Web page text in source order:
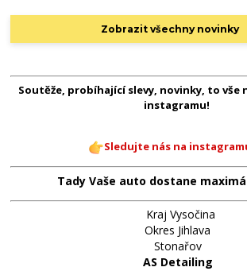
Zobrazit všechny novinky
Soutěže, probíhající slevy, novinky, to vše
instagramu!
Sledujte nás na
Tady Vaše auto dostane
Kraj Vysočina
Okres Jihlava
Stonařov
AS Detailing